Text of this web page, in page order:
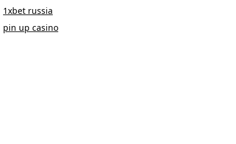
1xbet russia
pin up casino